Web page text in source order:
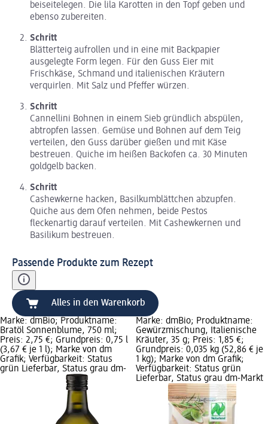
beiseitelegen. Die lila Karotten in den Topf geben und
ebenso zubereiten.
Schritt
Blätterteig aufrollen und in eine mit Backpapier
ausgelegte Form legen. Für den Guss Eier mit
Frischkäse, Schmand und italienischen Kräutern
verquirlen. Mit Salz und Pfeffer würzen.
Schritt
Cannellini Bohnen in einem Sieb gründlich abspülen,
abtropfen lassen. Gemüse und Bohnen auf dem Teig
verteilen, den Guss darüber gießen und mit Käse
bestreuen. Quiche im heißen Backofen ca. 30 Minuten
goldgelb backen.
Schritt
Cashewkerne hacken, Basilkumblättchen abzupfen.
Quiche aus dem Ofen nehmen, beide Pestos
fleckenartig darauf verteilen. Mit Cashewkernen und
Basilikum bestreuen.
Passende Produkte zum Rezept
Alles in den Warenkorb
Marke: dmBio; Produktname:
Bratöl Sonnenblume, 750 ml;
Preis: 2,75 €; Grundpreis: 0,75 l
(3,67 € je 1 l); Marke von dm
Grafik; Verfügbarkeit: Status
grün Lieferbar, Status grau dm-
Marke: dmBio; Produktname:
Gewürzmischung, Italienische
Kräuter, 35 g; Preis: 1,85 €;
Grundpreis: 0,035 kg (52,86 € je
1 kg); Marke von dm Grafik;
Verfügbarkeit: Status grün
Lieferbar, Status grau dm-Markt